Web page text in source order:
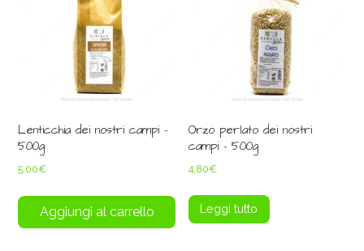
Lenticchia dei nostri campi –
500g
5,00€
Aggiungi al carrello
Orzo perlato dei nostri
campi – 500g
4,80€
Leggi tutto